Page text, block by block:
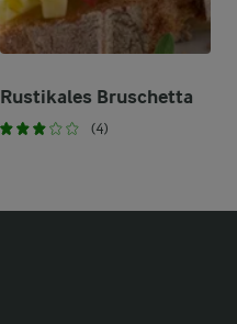
Rustikales Bruschetta
(4)